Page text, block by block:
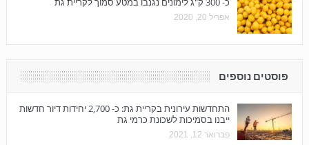
אפריל 20, 2020
פוסטים נוספים
התחדשות עירונית בקריית גת: כ- 2,700 יחידות דיור חדשות
ייבנו בסמיכות לשכונת כרמי גת
פברואר 12, 2021